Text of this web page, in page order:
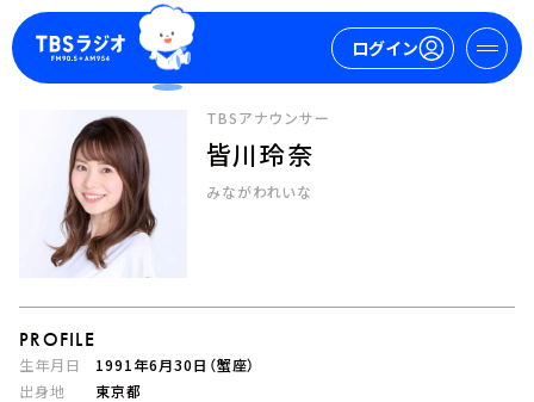
ログイン
マイページ
ログイン
TBSアナウンサー
皆川玲奈
みながわれいな
PROFILE
生年月日
1991年6月30日（蟹座）
出身地
東京都